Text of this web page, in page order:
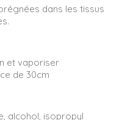
dans les tissus
et vaporiser
de 30cm
alcohol, isopropyl